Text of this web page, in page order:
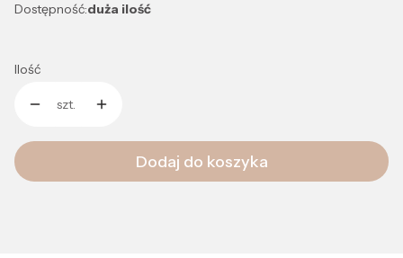
Dostępność:duża ilość
Ilość
szt.
Dodaj do koszyka